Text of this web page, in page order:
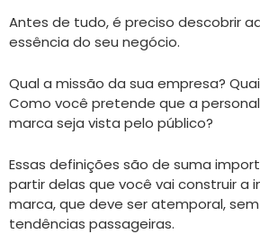
Antes de tudo, é preciso descobrir
essência do seu negócio.
Qual a missão da sua empresa?
Como você pretende que a
marca seja vista pelo público?
Essas definições são de suma
partir delas que você vai construir a
marca, que deve ser atemporal,
tendências passageiras.